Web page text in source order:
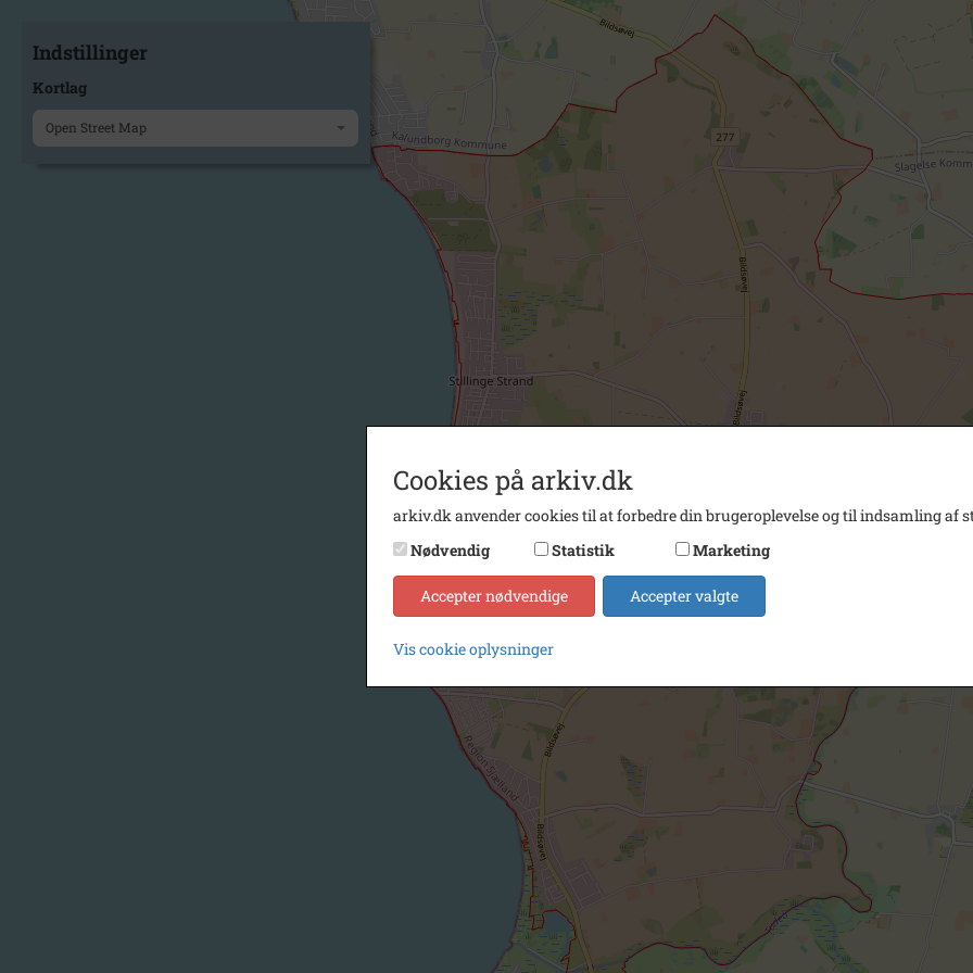
Indstillinger
Kortlag
Open Street Map
Cookies på arkiv.dk
arkiv.dk anvender cookies til at forbedre din brugeroplevelse og til indsamling af
Nødvendig
Statistik Marketing
Accepter nødvendige Accepter valgte
Vis cookie oplysninger